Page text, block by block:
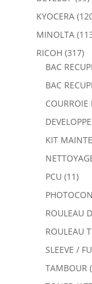
KYOCERA
MINOLTA
RICOH (317)
BAC
BAC
COURROIE
KIT
PCU (11)
ROULEAU
ROULEAU
SLEEVE /
TAMBOUR